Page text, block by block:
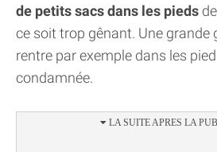
de petits sacs dans les pieds
ce soit trop gênant. Une grande
rentre par exemple dans les
condamnée.